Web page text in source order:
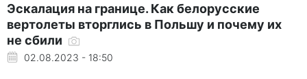
Эскалация на границе. Как белорусские
вертолеты вторглись в Польшу и почему их
не сбили
02.08.2023 - 18:50